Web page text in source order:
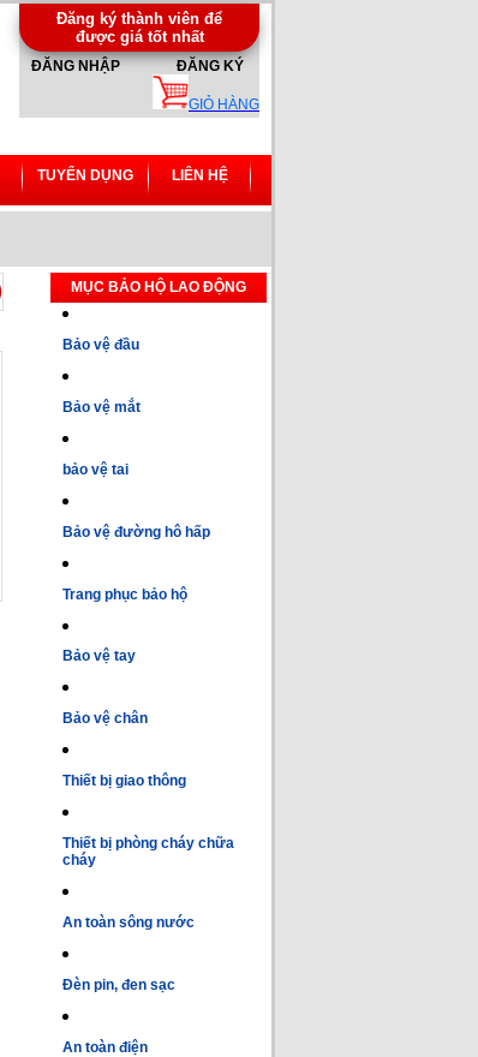
Đăng ký thành viên để
được giá tốt nhất
ĐĂNG NHẬP ĐĂNG KÝ
GIỎ HÀNG
TUYỂN DỤNG LIÊN HỆ
MỤC BẢO HỘ LAO ĐỘNG
Bảo vệ đầu
Bảo vệ mắt
bảo vệ tai
Bảo vệ đường hô hấp
Trang phục bảo hộ
Bảo vệ tay
Bảo vệ chân
Thiết bị giao thông
Thiết bị phòng cháy chữa
cháy
An toàn sông nước
Đèn pin, đen sạc
An toàn điện